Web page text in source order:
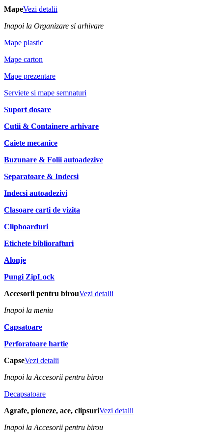
MapeVezi detalii
Inapoi la Organizare si arhivare
Mape plastic
Mape carton
Mape prezentare
Serviete si mape semnaturi
Suport dosare
Cutii & Containere arhivare
Caiete mecanice
Buzunare & Folii autoadezive
Separatoare & Indecsi
Indecsi autoadezivi
Clasoare carti de vizita
Clipboarduri
Etichete bibliorafturi
Alonje
Pungi ZipLock
Accesorii pentru birouVezi detalii
Inapoi la meniu
Capsatoare
Perforatoare hartie
CapseVezi detalii
Inapoi la Accesorii pentru birou
Decapsatoare
Agrafe, pioneze, ace, clipsuriVezi detalii
Inapoi la Accesorii pentru birou